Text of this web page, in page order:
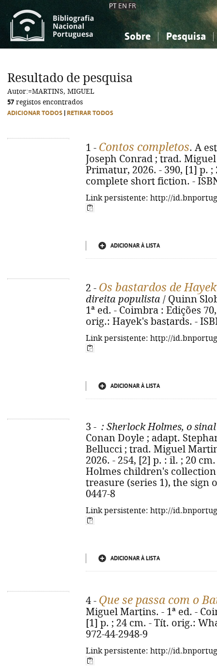
PT EN FR
Sobre Pesquisa
Ciências sociais...
Ciências sociais...
Resultado de pesquisa
Autor:=MARTINS, MIGUEL
57 registos encontrados
ADICIONAR TODOS RETIRAR TODOS
1 - Contos completos. A
Joseph Conrad ; trad.
Primatur, 2026. - 390, [1] p.
complete short fiction. -
Link persistente: http://
ADICIONAR À LISTA
2 - Os bastardos de Hayek
direita populista / Quinn
1ª ed. - Coimbra : Edições
orig.: Hayek's bastards. -
Link persistente: http://
ADICIONAR À LISTA
3 - : Sherlock Holmes, o
Conan Doyle ; adapt.
Bellucci ; trad. Miguel
2026. - 254, [2] p. : il. ; 20
Holmes children's
treasure (series 1), the sign
0447-8
Link persistente: http://
ADICIONAR À LISTA
4 - Que se passa com o
Miguel Martins. - 1ª ed. -
[1] p. ; 24 cm. - Tít. orig.:
972-44-2948-9
Link persistente: http://